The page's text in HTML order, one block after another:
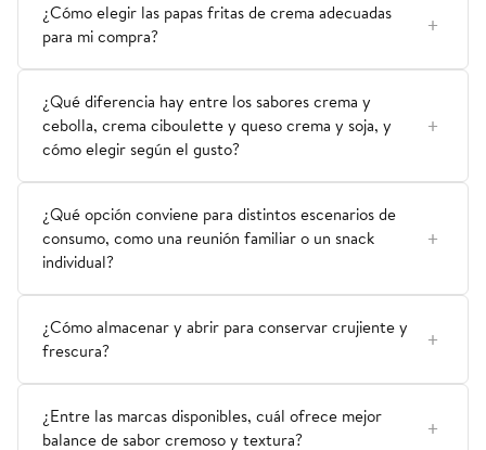
¿Cómo elegir las papas fritas de crema adecuadas
para mi compra?
¿Qué diferencia hay entre los sabores crema y
cebolla, crema ciboulette y queso crema y soja, y
cómo elegir según el gusto?
¿Qué opción conviene para distintos escenarios de
consumo, como una reunión familiar o un snack
individual?
¿Cómo almacenar y abrir para conservar crujiente y
frescura?
¿Entre las marcas disponibles, cuál ofrece mejor
balance de sabor cremoso y textura?